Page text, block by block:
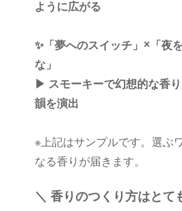
ように広がる
✨「夢へのスイッチ」×「夜
な」
▶︎ スモーキーで幻想的な香
韻を演出
※上記はサンプルです。選ぶ
なる香りが届きます。
＼ 香りのつくり方はとて